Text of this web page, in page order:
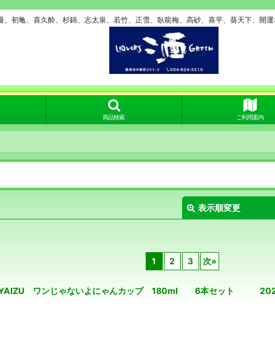
、初亀、喜久酔、杉錦、志太泉、若竹、正雪、臥龍梅、高砂、喜平、葵天下、開
商品検索 ご利用案内
表示順変更
1 2 3 次»
ワンじゃないよにゃんカップ 180ml 6本セット